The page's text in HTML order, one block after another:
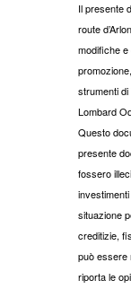
Il presente
route
modifiche
strumenti
Lombard
Questo
presente
fossero
situazione
creditizie,
può essere
riporta le